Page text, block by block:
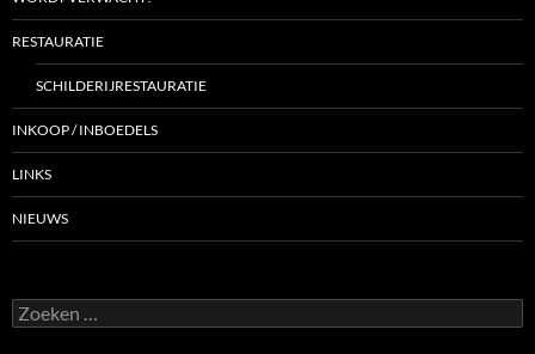
RESTAURATIE
SCHILDERIJRESTAURATIE
INKOOP / INBOEDELS
LINKS
NIEUWS
Zoeken
naar: